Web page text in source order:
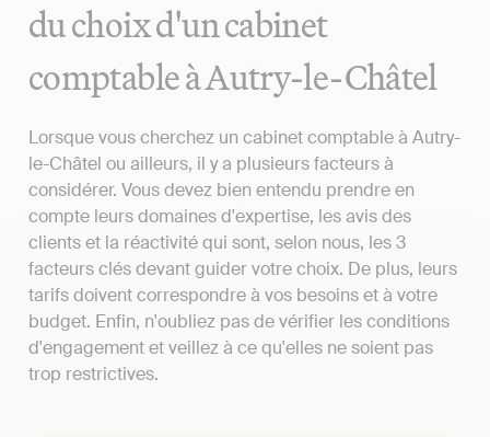
du choix d'un cabinet
comptable à Autry-le-Châtel
Lorsque vous cherchez un cabinet comptable à Autry-
le-Châtel ou ailleurs, il y a plusieurs facteurs à
considérer. Vous devez bien entendu prendre en
compte leurs domaines d'expertise, les avis des
clients et la réactivité qui sont, selon nous, les 3
facteurs clés devant guider votre choix. De plus, leurs
tarifs doivent correspondre à vos besoins et à votre
budget. Enfin, n'oubliez pas de vérifier les conditions
d'engagement et veillez à ce qu'elles ne soient pas
trop restrictives.